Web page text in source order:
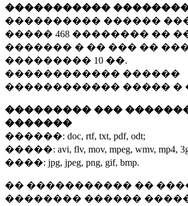
�����������
���������� ������
����� 468 �������� ��
������� � �� ��� ��
��������� 10 ��.
������������ ������
������������ ����� �
��������� ���
�������
������: doc, rtf, txt, pdf, odt;
�����: avi, flv, mov, mpeg, wmv, mp4,
����: jpg, jpeg, png, gif, bmp.
�� ����������� ��
�������� ������